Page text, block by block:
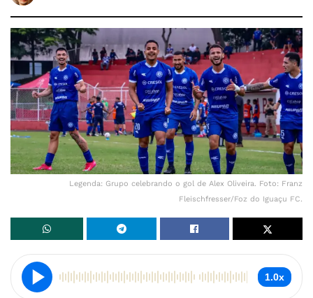
Legenda: Grupo celebrando o gol de Alex Oliveira. Foto: Franz
Fleischfresser/Foz do Iguaçu FC.
1.0x